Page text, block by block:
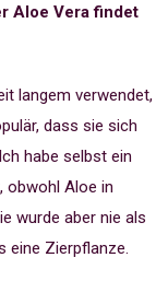
Aloe Vera findet
langem verwendet,
dass sie sich
habe selbst ein
obwohl Aloe in
wurde aber nie als
eine Zierpflanze.